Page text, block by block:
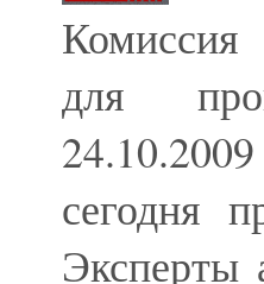
для
сегодня
Эксперты